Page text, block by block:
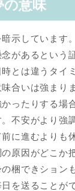
の意味
示しています
があるという
とは違うタイ
合いは強まり
ったりする場
不安がより強
に進むよりも
原因がどこか
梱できション
を送ることが